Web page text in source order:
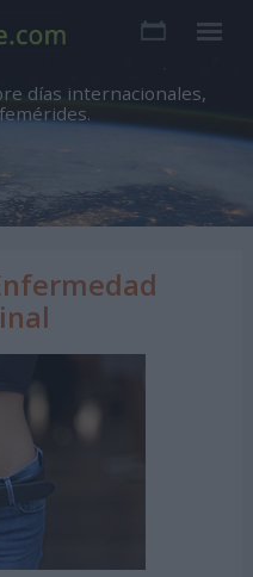
días internacionales,